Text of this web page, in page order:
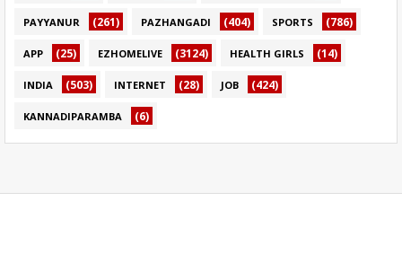
PAYYANUR (261) PAZHANGADI (404) SPORTS (786)
APP (25) EZHOMELIVE (3124) HEALTH GIRLS (14)
INDIA (503) INTERNET (28) JOB (424)
KANNADIPARAMBA (6)